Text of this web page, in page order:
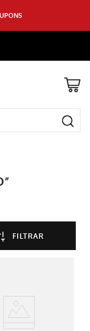
FILTRAR